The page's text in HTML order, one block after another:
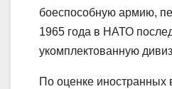
боеспособную армию,
1965 года в НАТО
укомплектованную
По оценке иностранных